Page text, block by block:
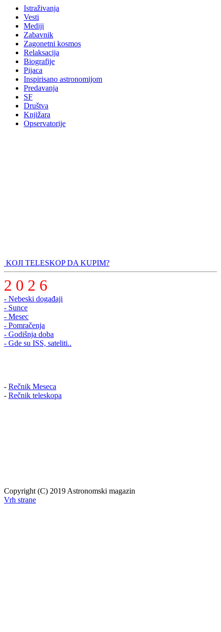
Istraživanja
Vesti
Mediji
Zabavnik
Zagonetni kosmos
Relaksacija
Biografije
Pijaca
Inspirisano astronomijom
Predavanja
SF
Društva
Knjižara
Opservatorije
KOJI TELESKOP DA KUPIM?
2 0 2 6
- Nebeski događaji
- Sunce
- Mesec
- Pomračenja
- Godišnja doba
- Gde su ISS, sateliti..
- Rečnik Meseca
- Rečnik teleskopa
Copyright (C) 2019 Astronomski magazin
Vrh strane